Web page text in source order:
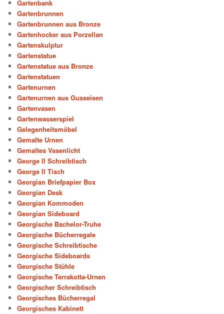
Gartenbank
Gartenbrunnen
Gartenbrunnen aus Bronze
Gartenhocker aus Porzellan
Gartenskulptur
Gartenstatue
Gartenstatue aus Bronze
Gartenstatuen
Gartenurnen
Gartenurnen aus Gusseisen
Gartenvasen
Gartenwasserspiel
Gelegenheitsmöbel
Gemalte Urnen
Gemaltes Vasenlicht
George II Schreibtisch
George II Tisch
Georgian Briefpapier Box
Georgian Desk
Georgian Kommoden
Georgian Sideboard
Georgische Bachelor-Truhe
Georgische Bücherregale
Georgische Schreibtische
Georgische Sideboards
Georgische Stühle
Georgische Terrakotta-Urnen
Georgischer Schreibtisch
Georgisches Bücherregal
Georgisches Kabinett